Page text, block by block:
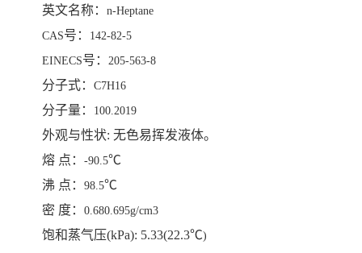
英文名称： n-Heptane
CAS号： 142-82-5
EINECS号： 205-563-8
分子式： C7H16
分子量 ： 100.2019
外观与性状: 无色易挥发液体。
熔 点 ： -90.5℃
沸 点 ： 98.5℃
密 度： 0.680.695g/cm3
饱和蒸气压(kPa): 5.33(22.3℃)